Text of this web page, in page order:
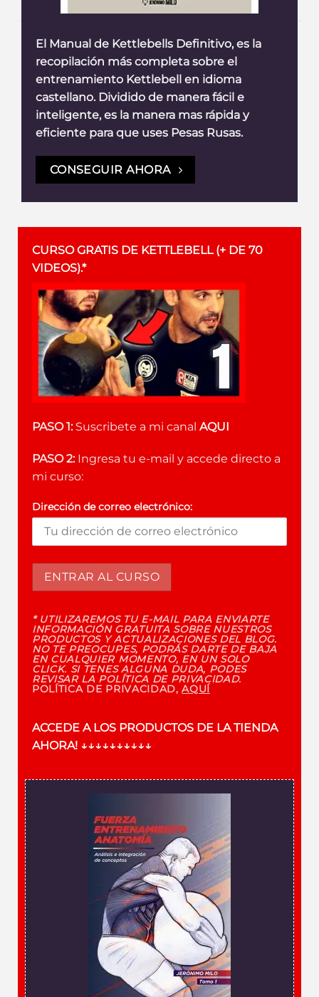
El Manual de Kettlebells Definitivo, es la
recopilación más completa sobre el
entrenamiento Kettlebell en idioma
castellano. Dividido de manera fácil e
inteligente, es la manera mas rápida y
eficiente para que uses Pesas Rusas.
CONSEGUIR AHORA
CURSO GRATIS DE KETTLEBELL (+ DE 70
VIDEOS).*
PASO 1:Suscribete a mi canal AQUI
PASO 2:Ingresa tu e-mail y accede directo a
mi curso:
Dirección de correo electrónico:
* UTILIZAREMOS TU E-MAIL PARA ENVIARTE
INFORMACIÓN GRATUITA SOBRE NUESTROS
PRODUCTOS Y ACTUALIZACIONES DEL BLOG.
NO TE PREOCUPES, PODRÁS DARTE DE BAJA
EN CUALQUIER MOMENTO, EN UN SOLO
CLICK. SI TENES ALGUNA DUDA, PODES
REVISAR LA POLÍTICA DE PRIVACIDAD.
POLÍTICA DE PRIVACIDAD,AQUÍ
ACCEDE A LOS PRODUCTOS DE LA TIENDA
AHORA! ↓↓↓↓↓↓↓↓↓↓